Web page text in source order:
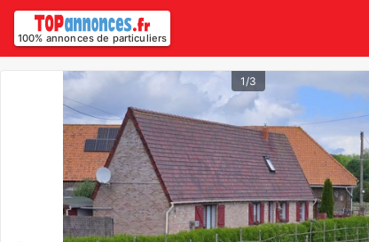
100% annonces de particuliers
1/3